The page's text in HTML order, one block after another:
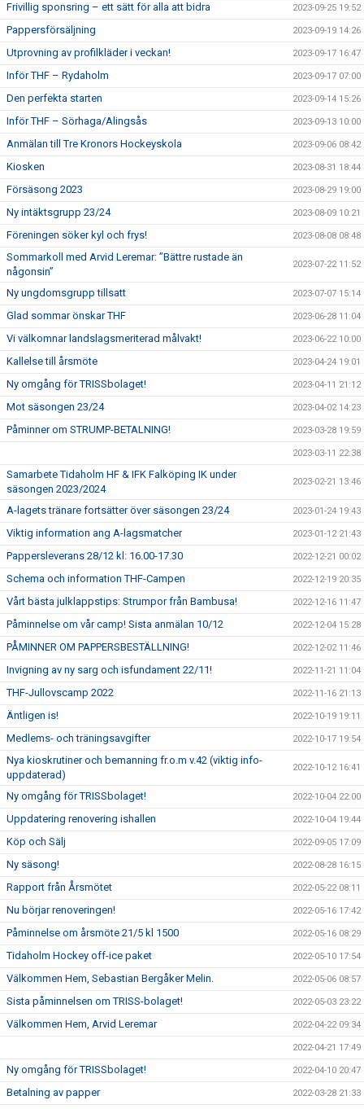
Frivillig sponsring – ett sätt för alla att bidra 2023-09-25 19:52
Pappersförsäljning 2023-09-19 14:26
Utprovning av profilkläder i veckan! 2023-09-17 16:47
Inför THF – Rydaholm 2023-09-17 07:00
Den perfekta starten 2023-09-14 15:26
Inför THF – Sörhaga/Alingsås 2023-09-13 10:00
Anmälan till Tre Kronors Hockeyskola 2023-09-06 08:42
Kiosken 2023-08-31 18:44
Försäsong 2023 2023-08-29 19:00
Ny intäktsgrupp 23/24 2023-08-09 10:21
Föreningen söker kyl och frys! 2023-08-08 08:48
Sommarkoll med Arvid Leremar: ”Bättre rustade än
någonsin”
2023-07-22 11:52
Ny ungdomsgrupp tillsatt 2023-07-07 15:14
Glad sommar önskar THF 2023-06-28 11:04
Vi välkomnar landslagsmeriterad målvakt! 2023-06-22 10:00
Kallelse till årsmöte 2023-04-24 19:01
Ny omgång för TRISSbolaget! 2023-04-11 21:12
Mot säsongen 23/24 2023-04-02 14:23
Påminner om STRUMP-BETALNING! 2023-03-28 19:59
2023-03-11 22:38
Samarbete Tidaholm HF & IFK Falköping IK under
säsongen 2023/2024
2023-02-21 13:46
A-lagets tränare fortsätter över säsongen 23/24 2023-01-24 19:43
Viktig information ang A-lagsmatcher 2023-01-12 21:43
Pappersleverans 28/12 kl: 16.00-17.30 2022-12-21 00:02
Schema och information THF-Campen 2022-12-19 20:35
Vårt bästa julklappstips: Strumpor från Bambusa! 2022-12-16 11:47
Påminnelse om vår camp! Sista anmälan 10/12 2022-12-04 15:28
PÅMINNER OM PAPPERSBESTÄLLNING! 2022-12-02 11:46
Invigning av ny sarg och isfundament 22/11! 2022-11-21 11:04
THF-Jullovscamp 2022 2022-11-16 21:13
Äntligen is! 2022-10-19 19:11
Medlems- och träningsavgifter 2022-10-17 19:54
Nya kioskrutiner och bemanning fr.o.m v.42 (viktig info-
uppdaterad)
2022-10-12 16:41
Ny omgång för TRISSbolaget! 2022-10-04 22:00
Uppdatering renovering ishallen 2022-10-04 19:44
Köp och Sälj 2022-09-05 17:09
Ny säsong! 2022-08-28 16:15
Rapport från Årsmötet 2022-05-22 08:11
Nu börjar renoveringen! 2022-05-16 17:42
Påminnelse om årsmöte 21/5 kl 1500 2022-05-16 08:29
Tidaholm Hockey off-ice paket 2022-05-10 17:54
Välkommen Hem, Sebastian Bergåker Melin. 2022-05-06 08:57
Sista påminnelsen om TRISS-bolaget! 2022-05-03 23:22
Välkommen Hem, Arvid Leremar 2022-04-22 09:34
2022-04-21 17:49
Ny omgång för TRISSbolaget! 2022-04-10 20:47
Betalning av papper 2022-03-28 21:33